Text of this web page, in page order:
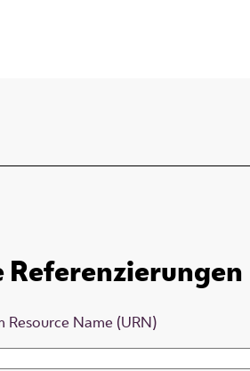
Referenzierungen
Resource Name (URN)